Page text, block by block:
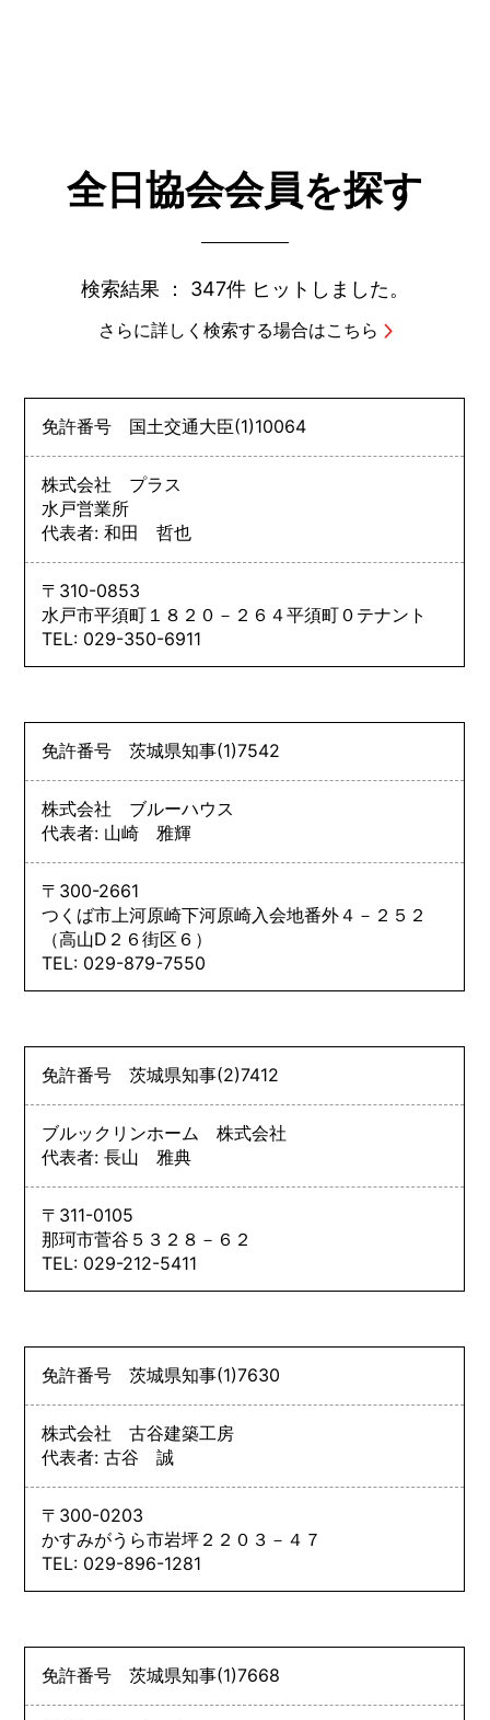
全日協会会員を探す
検索結果 ： 347件 ヒットしました。
さらに詳しく検索する場合はこちら
免許番号 国土交通大臣(1)10064
株式会社 プラス
水戸営業所
代表者: 和田 哲也
〒310-0853
水戸市平須町１８２０－２６４平須町０テナント
TEL: 029-350-6911
免許番号茨城県知事(1)7542
株式会社 ブルーハウス
代表者: 山崎 雅輝
〒300-2661
つくば市上河原崎下河原崎入会地番外４－２５２
（高山D２６街区６）
TEL: 029-879-7550
免許番号茨城県知事(2)7412
ブルックリンホーム 株式会社
代表者: 長山 雅典
〒311-0105
那珂市菅谷５３２８－６２
TEL: 029-212-5411
免許番号茨城県知事(1)7630
株式会社 古谷建築工房
代表者: 古谷 誠
〒300-0203
かすみがうら市岩坪２２０３－４７
TEL: 029-896-1281
免許番号茨城県知事(1)7668